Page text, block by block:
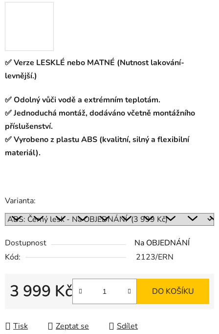
✅ Verze LESKLÉ nebo MATNÉ (Nutnost lakování-
levnější.)
✅ Odolný vůči vodě a extrémním teplotám.
✅ Jednoduchá montáž, dodáváno včetně montážního
příslušenství.
✅ Vyrobeno z plastu ABS (kvalitní, silný a flexibilní
materiál).
Varianta:
Dostupnost
Na OBJEDNÁNÍ
Kód:
2123/ERN
3 999 Kč DO KOŠÍKU
Tisk Zeptat se Sdílet